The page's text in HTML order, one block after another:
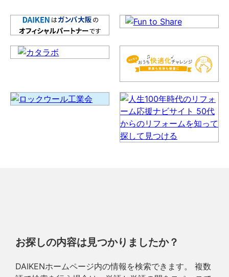
お探しの内容は見つかりましたか？
DAIKENホームページ内の情報を検索できます。 複数